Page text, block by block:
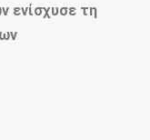
ενίσχυσε τη